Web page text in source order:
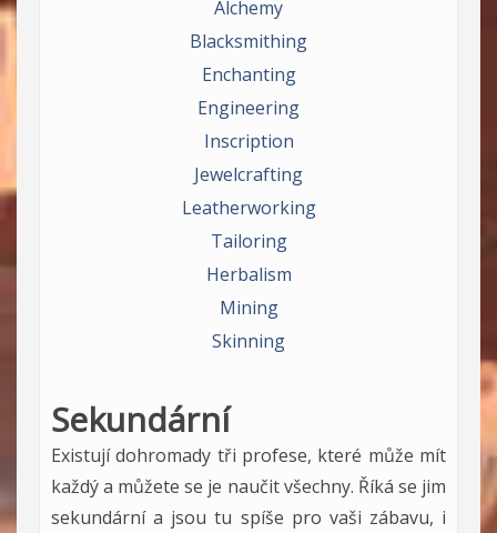
Alchemy
Blacksmithing
Enchanting
Engineering
Inscription
Jewelcrafting
Leatherworking
Tailoring
Herbalism
Mining
Skinning
Sekundární
Existují dohromady tři profese, které může mít
každý a můžete se je naučit všechny. Říká se jim
sekundární a jsou tu spíše pro vaši zábavu, i